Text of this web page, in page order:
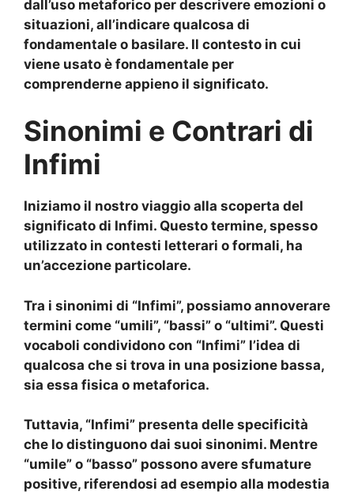
dall’uso metaforico per descrivere emozioni o
situazioni, all’indicare qualcosa di
fondamentale o basilare. Il contesto in cui
viene usato è fondamentale per
comprenderne appieno il significato.
Sinonimi e Contrari di
Infimi
Iniziamo il nostro viaggio alla scoperta del
significato di Infimi. Questo termine, spesso
utilizzato in contesti letterari o formali, ha
un’accezione particolare.
Tra i sinonimi di “Infimi”, possiamo annoverare
termini come “umili”, “bassi” o “ultimi”. Questi
vocaboli condividono con “Infimi” l’idea di
qualcosa che si trova in una posizione bassa,
sia essa fisica o metaforica.
Tuttavia, “Infimi” presenta delle specificità
che lo distinguono dai suoi sinonimi. Mentre
“umile” o “basso” possono avere sfumature
positive, riferendosi ad esempio alla modestia